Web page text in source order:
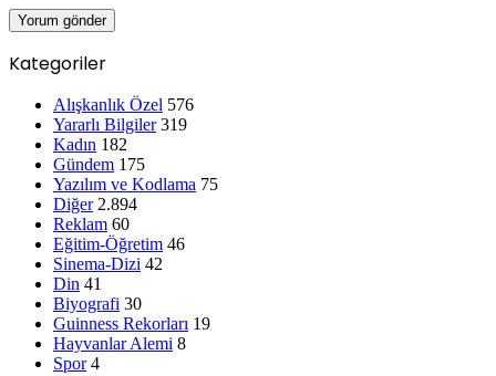
Kategoriler
Alışkanlık Özel
Kadın 182
Gündem 175
Yazılım ve Kodlama
Diğer 2.894
Reklam 60
Eğitim-Öğretim
Sinema-Dizi
Din 41
Biyografi 30
Guinness Rekorları
Hayvanlar Alemi
Spor 4
Bitkiler 4
Hikayeler-Masallar